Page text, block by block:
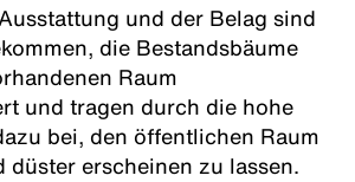
und der Belag sind
die Bestandsbäume
Raum
und tragen durch die hohe
bei, den öffentlichen Raum
erscheinen zu lassen.